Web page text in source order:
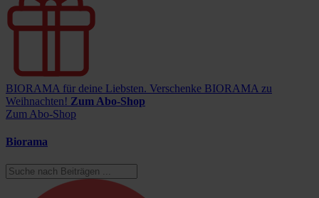
BIORAMA für deine Liebsten. Verschenke BIORAMA zu
Weihnachten! Zum Abo-Shop
Zum Abo-Shop
Biorama